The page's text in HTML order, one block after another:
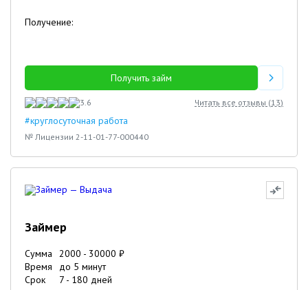
Получение:
Получить займ
3.6 Читать все отзывы (13)
#круглосуточная работа
№ Лицензии 2-11-01-77-000440
Займер
Сумма 2000 - 30000 ₽
Время
до 5 минут
Срок
7 - 180 дней